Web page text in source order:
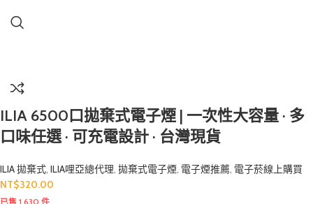
ILIA 6500口拋棄式電子煙 | 一次性大容量 · 多
口味任選 · 可充電設計 · 台灣現貨
ILIA 拋棄式, ILIA哩亞總代理, 拋棄式電子煙, 電子煙推薦, 電子菸線上購買
NT$320.00
已售 1,630 件